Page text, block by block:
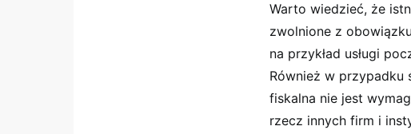
Warto wiedzieć, że
zwolnione z
na przykład usługi
Również w przypadku
fiskalna nie jest
rzecz innych firm i